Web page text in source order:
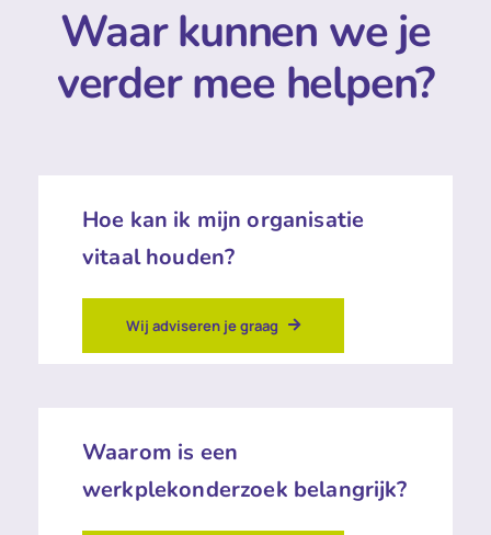
Waar kunnen we je
verder mee helpen?
Hoe kan ik mijn organisatie
vitaal houden?
Wij adviseren je graag
Waarom is een
werkplekonderzoek belangrijk?